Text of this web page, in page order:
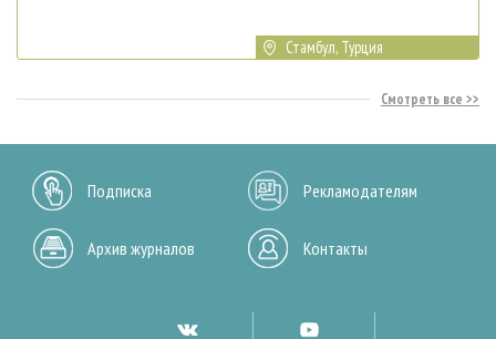
Стамбул, Турция
Смотреть все
Подписка Рекламодателям
Архив журналов Контакты